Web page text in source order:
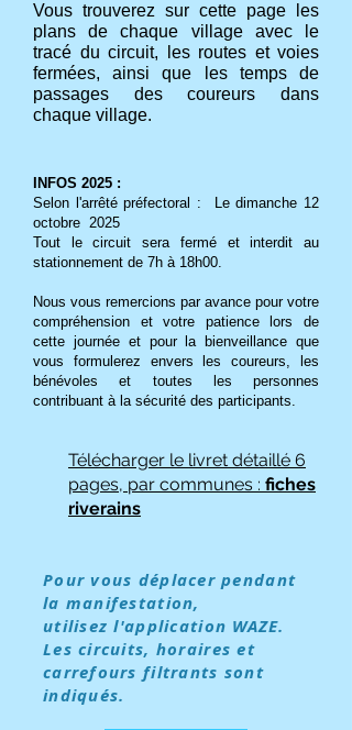
Vous trouverez sur cette page les
plans de chaque village avec le
tracé du circuit, les routes et voies
fermées, ainsi que les temps de
passages des coureurs dans
chaque village.
INFOS 2025 :
Selon l'arrêté préfectoral : Le dimanche 12
octobre 2025
Tout le circuit sera fermé et interdit au
stationnement de 7h à 18h00.
Nous vous remercions par avance pour votre
compréhension et votre patience lors de
cette journée etpour la bienveillance que
vous formulerez envers les coureurs, les
bénévoles et toutes les personnes
contribuant à la sécurité des participants.
Télécharger le livret détaillé 6
pages, par communes : fiches
riverains
Pour vous déplacer pendant
la manifestation,
utilisez l'application WAZE.
Les circuits, horaires et
carrefours filtrants sont
indiqués.